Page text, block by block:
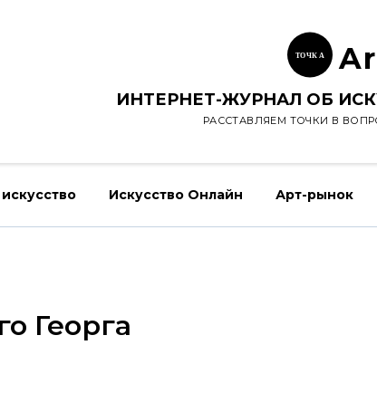
ТОЧК А Ar
ИНТЕРНЕТ-ЖУРНАЛ ОБ
РАССТАВЛЯЕМ ТОЧКИ В
Искусство Онлайн Арт-рынок
Георга